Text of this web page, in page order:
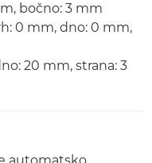
bočno: 3 mm
0 mm, dno: 0 mm,
20 mm, strana: 3